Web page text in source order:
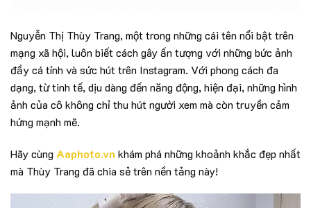
Nguyễn Thị Thùy Trang, một trong những cái tên nổi bật trên
mạng xã hội, luôn biết cách gây ấn tượng với những bức ảnh
đầy cá tính và sức hút trên Instagram. Với phong cách đa
dạng, từ tinh tế, dịu dàng đến năng động, hiện đại, những hình
ảnh của cô không chỉ thu hút người xem mà còn truyền cảm
hứng mạnh mẽ.
Hãy cùng Aaphoto.vn khám phá những khoảnh khắc đẹp nhất
mà Thùy Trang đã chia sẻ trên nền tảng này!